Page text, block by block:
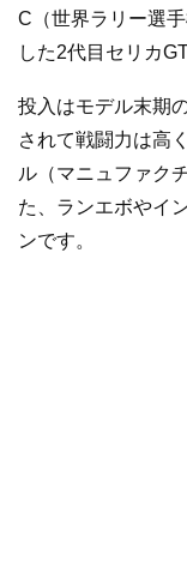
C（世界ラリー選
した2代目セリカ
投入はモデル末期
されて戦闘力は高
ル（マニュファク
た、ランエボやイ
ンです。